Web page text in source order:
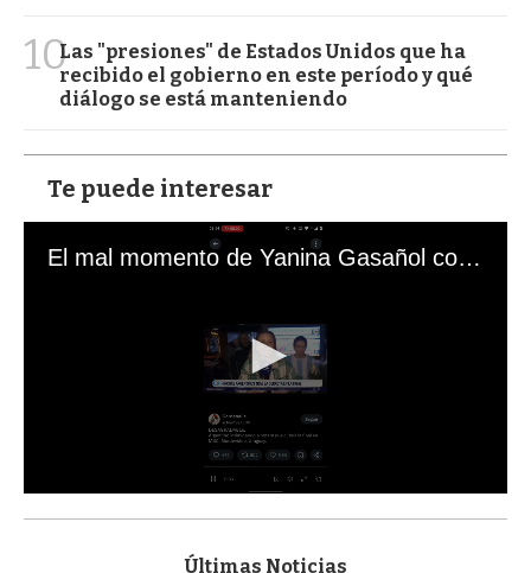
10Las "presiones" de Estados Unidos que ha
recibido el gobierno en este período y qué
diálogo se está manteniendo
Te puede interesar
El mal momento de Yanina Gasañol con un hincha argentino en "Subrayado"
s
Últimas Noticias